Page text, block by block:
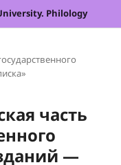
Philology
часть
—